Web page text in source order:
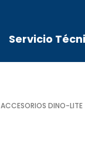
Servicio
LITE
ACCESORIOS DINO-LITE